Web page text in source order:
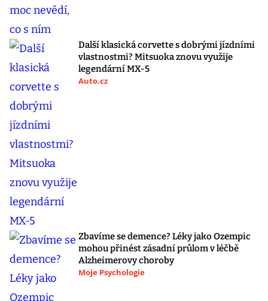
Další klasická corvette s dobrými jízdními
vlastnostmi? Mitsuoka znovu využije
legendární MX-5
Auto.cz
Zbavíme se demence? Léky jako Ozempic
mohou přinést zásadní průlom v léčbě
Alzheimerovy choroby
Moje Psychologie